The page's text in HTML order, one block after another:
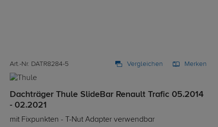
Art.-Nr. DATR8284-5 Vergleichen Merken
Dachträger Thule SlideBar Renault Trafic 05.2014
- 02.2021
mit Fixpunkten - T-Nut Adapter verwendbar